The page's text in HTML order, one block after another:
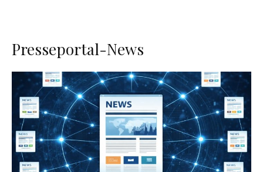
Presseportal-News